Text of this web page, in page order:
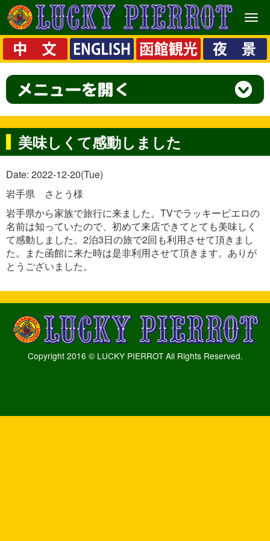
メ
ニ
ュ
ー
美味しくて感動しました
Date: 2022-12-20(Tue)
岩手県 さとう様
岩手県から家族で旅行に来ました。TVでラッキーピエロの
名前は知っていたので、初めて来店できてとても美味しく
て感動しました。2泊3日の旅で2回も利用させて頂きまし
た。また函館に来た時は是非利用させて頂きます。ありが
とうございました。
Copyright 2016 © LUCKY PIERROT All Rights Reserved.